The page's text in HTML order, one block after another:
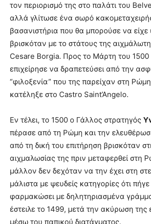
τον περιορισμό της στο παλάτι του
αλλά γλίτωσε ένα σωρό
βασανιστήρια που θα μπορούσε να είχε
βρισκόταν με το στάτους της
Cesare Borgia. Προς το Μάρτη του 1500
επιχείρησε να δραπετεύσει από την
“φιλοξενία” που της παρείχαν στη
κατέληξε στο Castro Saint’Angelo.
Εν τέλει, το 1500 ο Γάλλος στρατηγός
πέρασε από τη Ρώμη και την
από τη δική του επιτήρηση βρισκόταν
αιχμαλωσίας της πριν μεταφερθεί στη
μάλλον δεν δεχόταν να την έχει στη
μάλιστα με ψευδείς κατηγορίες ότι
φαρμακώσει με δηλητηριασμένα
έστειλε το 1499, μετά την ακύρωση της
μέσω του παπικού διατάγματος.